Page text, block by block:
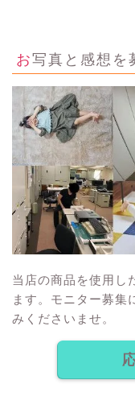
お写真と感想を
当店の商品を使用し
ます。モニター募集
みくださいませ。